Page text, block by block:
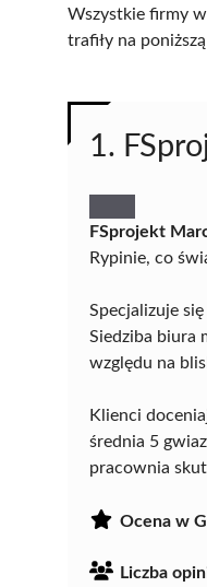
Wszystkie firmy
trafiły na
1.
FSprojekt
Rypinie, co
Specjalizuje
Siedziba biura
względu na
Klienci
średnia 5
pracownia
Ocena w
Liczba